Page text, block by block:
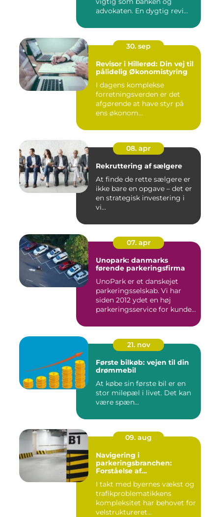
advokaten. En dygtig revi...
30. sep
Revisor i Hillerød: Din vej til
pålidelig Økonomistyring
I dagens komplekse
forretningsverden er det
afgørende at have styr på
ens økonom...
08. apr
Rekruttering af sælgere
At finde de rette sælgere er
ikke bare en opgave – det er
en strategisk investering i
vi...
07. apr
Unopark: danmarks
førende parkeringsfirma
UnoPark er et danskejet
parkeringsselskab. Vi har
siden 2012 ydet en høj
parkeringsservice for kunde...
21. nov
Første bilkøb: vejen til din
drømmebil
At købe sin første bil er en
stor milepæl i livet. Det kan
være spæn...
09. aug
Navigering i
parkeringsbranchen:
Forståelse af
I takt med byernes vækst og
trafikproblematikkens
kompleksitet har behovet for
velstruktureret...